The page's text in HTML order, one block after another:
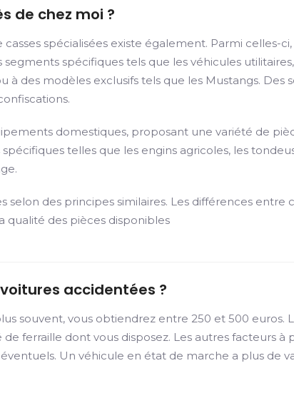
de chez moi ?
spécialisées existe également. Parmi celles-
spécifiques tels que les véhicules
à des modèles exclusifs tels que les Mustangs.
domestiques, proposant une variété de
telles que les engins agricoles, les
des principes similaires. Les différences
qualité des pièces disponibles
accidentées ?
souvent, vous obtiendrez entre 250 et 500
ferraille dont vous disposez. Les autres facteurs
Un véhicule en état de marche a plus de